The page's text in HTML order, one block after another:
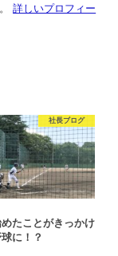
。詳しいプロフィー
社長ブログ
たことがきっかけ
に！？